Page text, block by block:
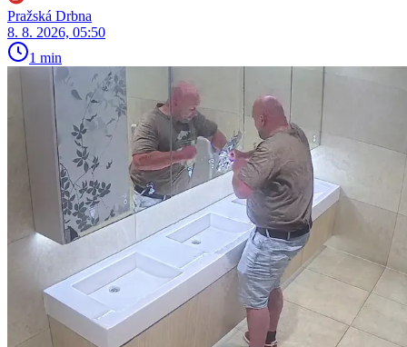
Pražská Drbna
8. 8. 2026, 05:50
1 min